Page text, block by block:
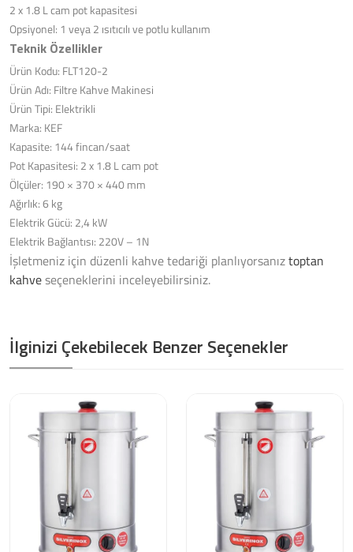
2 x 1.8 L cam pot kapasitesi
Opsiyonel: 1 veya 2 ısıtıcılı ve potlu kullanım
Teknik Özellikler
Ürün Kodu: FLT120-2
Ürün Adı: Filtre Kahve Makinesi
Ürün Tipi: Elektrikli
Marka: KEF
Kapasite: 144 fincan/saat
Pot Kapasitesi: 2 x 1.8 L cam pot
Ölçüler: 190 × 370 × 440 mm
Ağırlık: 6 kg
Elektrik Gücü: 2,4 kW
Elektrik Bağlantısı: 220V – 1N
İşletmeniz için düzenli kahve tedariği planlıyorsanıztoptan
kahveseçeneklerini inceleyebilirsiniz.
İlginizi Çekebilecek Benzer Seçenekler